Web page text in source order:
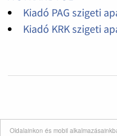
Oldalainkon és mobil
Kiadó PAG szigeti
Kiadó KRK szigeti